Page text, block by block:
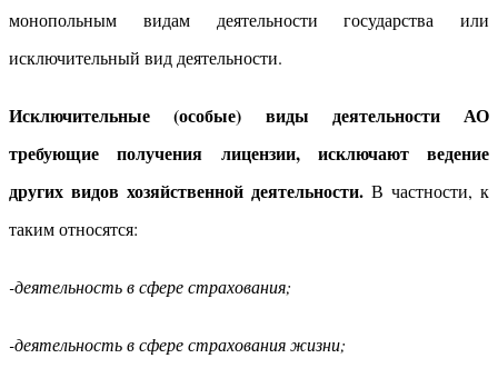
монопольным видам деятельности государства или
исключительный вид деятельности.
Исключительные (особые) виды деятельности АО
требующие получения лицензии, исключают ведение
других видов хозяйственной деятельности. В частности, к
таким относятся:
-деятельность в сфере страхования;
-деятельность в сфере страхования жизни;